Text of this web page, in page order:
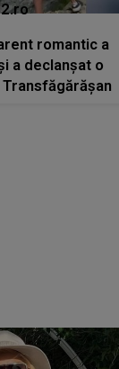
romantic a
a declanșat o